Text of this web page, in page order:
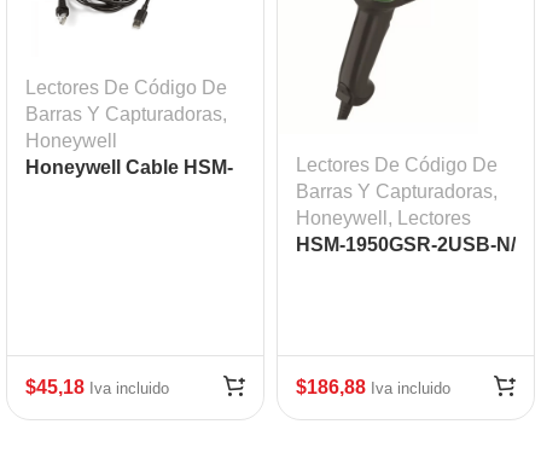
Lectores De Código De
Barras Y Capturadoras,
Honeywell
Honeywell Cable HSM-
$45,18 Iva incluido
Lectores De Código De
Barras Y Capturadoras,
Honeywell ,
Lectores
HSM-1950GSR-2USB-N/
$186,88 Iva incluido